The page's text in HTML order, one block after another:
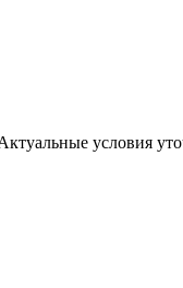
условия